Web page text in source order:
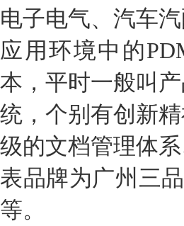
电子电气、汽车
应用环境中的
本，平时一般叫
统，个别有创新
级的文档管理体
表品牌为广州三
等。